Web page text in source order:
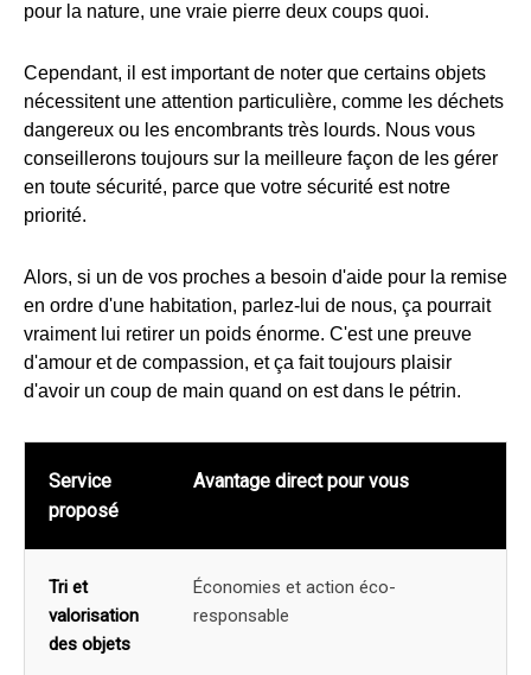
pour la nature, une vraie pierre deux coups quoi.
Cependant, il est important de noter que certains objets
nécessitent une attention particulière, comme les déchets
dangereux ou les encombrants très lourds. Nous vous
conseillerons toujours sur la meilleure façon de les gérer
en toute sécurité, parce que votre sécurité est notre
priorité.
Alors, si un de vos proches a besoin d'aide pour la remise
en ordre d'une habitation, parlez-lui de nous, ça pourrait
vraiment lui retirer un poids énorme. C'est une preuve
d'amour et de compassion, et ça fait toujours plaisir
d'avoir un coup de main quand on est dans le pétrin.
Service
proposé
Avantage direct pour vous
Tri et
valorisation
des objets
Économies et action éco-
responsable